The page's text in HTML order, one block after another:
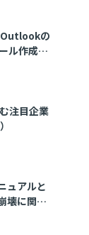
Outlookの
ル作成や
ックを
注目企業
ュアルと
壊に関す